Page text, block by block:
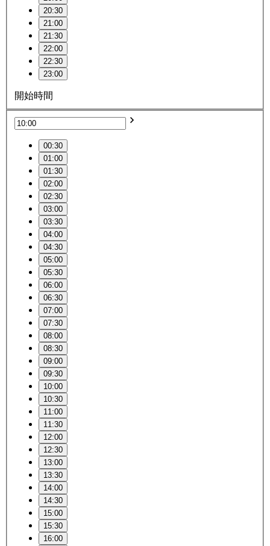
20:30
21:00
21:30
22:00
22:30
23:00
開始時間
00:30
01:00
01:30
02:00
02:30
03:00
03:30
04:00
04:30
05:00
05:30
06:00
06:30
07:00
07:30
08:00
08:30
09:00
09:30
10:00
10:30
11:00
11:30
12:00
12:30
13:00
13:30
14:00
14:30
15:00
15:30
16:00